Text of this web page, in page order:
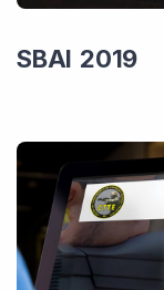
SBAI 2019